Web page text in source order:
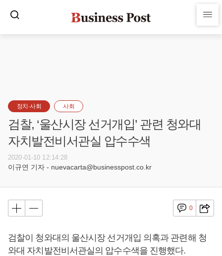
정치·사회 사회
검찰, ‘울산시장 선거개입’ 관련 청와대
자치발전비서관실 압수수색
2020-01-10 12:14:28
이규연 기자 - nuevacarta@businesspost.co.kr
0
검찰이 청와대의 울산시장 선거개입 의혹과 관련해 청
와대 자치발전비서관실의 압수수색을 진행했다.